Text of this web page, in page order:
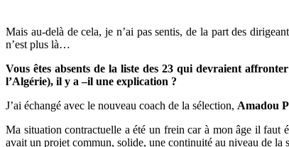
Mais au-delà de cela, je n’ai pas sentis, de la part des
n’est plus là…
Vous êtes absents de la liste des 23 qui devraient
l’Algérie), il y a –il une explication ?
J’ai échangé avec le nouveau coach de la sélection, Amadou
Ma situation contractuelle a été un frein car à mon âge il faut
avait un projet commun, solide, une continuité au niveau de la